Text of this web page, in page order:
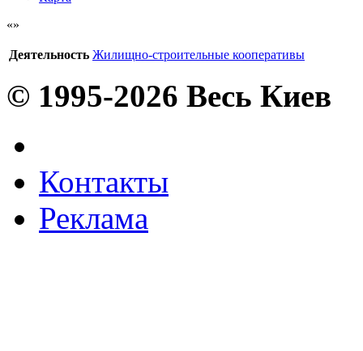
Деятельность Жилищно-строительные кооперативы
© 1995-2026 Весь Киев
Контакты
Реклама